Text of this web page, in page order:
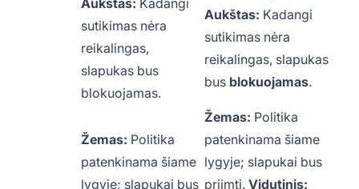
sutikimas nėra
reikalingas,
slapukas bus
blokuojamas.
Aukštas: Kadangi
sutikimas nėra
reikalingas, slapukas
bus blokuojamas.
Žemas: Politika
patenkinama šiame
lygyje; slapukai bus
Žemas: Politika
patenkinama šiame
lygyje; slapukai bus
priimti. Vidutinis: